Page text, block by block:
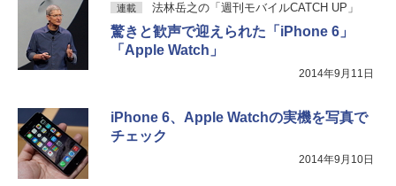
連載 法林岳之の「週刊モバイルCATCH UP」
驚きと歓声で迎えられた「iPhone 6」
「Apple Watch」
2014年9月11日
iPhone 6、Apple Watchの実機を写真で
チェック
2014年9月10日